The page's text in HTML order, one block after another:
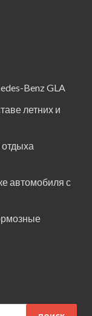
Benz GLA
летних и
автомобиля с